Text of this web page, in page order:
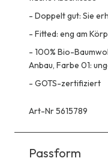
- Doppelt gut: Sie
- Fitted: eng am
- 100% Bio-
Anbau, Farbe 01:
- GOTS-zertifiziert
Art-Nr 5615789
Passform